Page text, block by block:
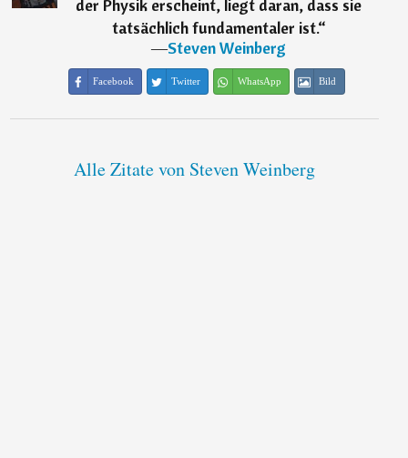
der Physik erscheint, liegt daran, dass sie
tatsächlich fundamentaler ist.“
―Steven Weinberg
Facebook Twitter WhatsApp Bild
Alle Zitate von Steven Weinberg